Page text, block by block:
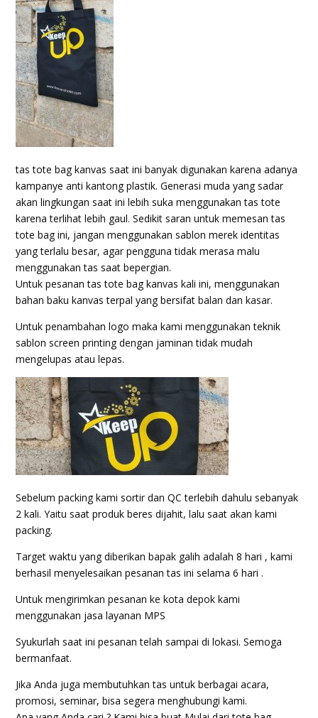
tas tote bag kanvas saat ini banyak digunakan karena adanya
kampanye anti kantong plastik. Generasi muda yang sadar
akan lingkungan saat ini lebih suka menggunakan tas tote
karena terlihat lebih gaul. Sedikit saran untuk memesan tas
tote bag ini, jangan menggunakan sablon merek identitas
yang terlalu besar, agar pengguna tidak merasa malu
menggunakan tas saat bepergian.
Untuk pesanan tas tote bag kanvas kali ini, menggunakan
bahan baku kanvas terpal yang bersifat balan dan kasar.
Untuk penambahan logo maka kami menggunakan teknik
sablon screen printing dengan jaminan tidak mudah
mengelupas atau lepas.
Sebelum packing kami sortir dan QC terlebih dahulu sebanyak
2 kali. Yaitu saat produk beres dijahit, lalu saat akan kami
packing.
Target waktu yang diberikan bapak galih adalah 8 hari , kami
berhasil menyelesaikan pesanan tas ini selama 6 hari .
Untuk mengirimkan pesanan ke kota depok kami
menggunakan jasa layanan MPS
Syukurlah saat ini pesanan telah sampai di lokasi. Semoga
bermanfaat.
Jika Anda juga membutuhkan tas untuk berbagai acara,
promosi, seminar, bisa segera menghubungi kami.